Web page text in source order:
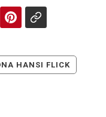
HANSI FLICK